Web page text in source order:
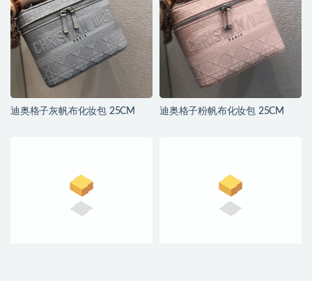
迪奥格子灰帆布化妆包 25CM 迪奥格子粉帆布化妆包 25CM